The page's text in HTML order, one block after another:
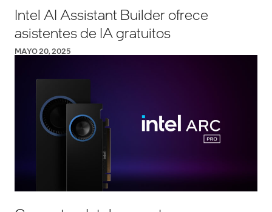
Intel AI Assistant Builder ofrece
asistentes de IA gratuitos
MAYO 20, 2025